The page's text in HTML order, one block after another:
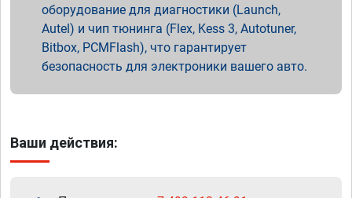
оборудование для диагностики (Launch,
Autel) и чип тюнинга (Flex, Kess 3, Autotuner,
Bitbox, PCMFlash), что гарантирует
безопасность для электроники вашего авто.
Ваши действия: